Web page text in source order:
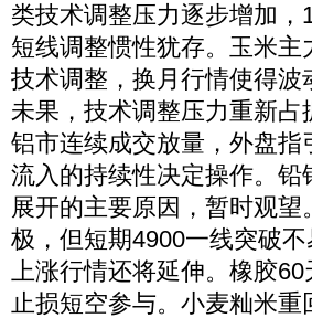
类技术调整压力逐步增加
短线调整惯性犹存。玉米
技术调整，换月行情使得
未果，技术调整压力重新
铝市连续成交放量，外盘
流入的持续性决定操作。
展开的主要原因，暂时观
极，但短期4900一线突破
上涨行情还将延伸。橡胶
止损短空参与。小麦籼米